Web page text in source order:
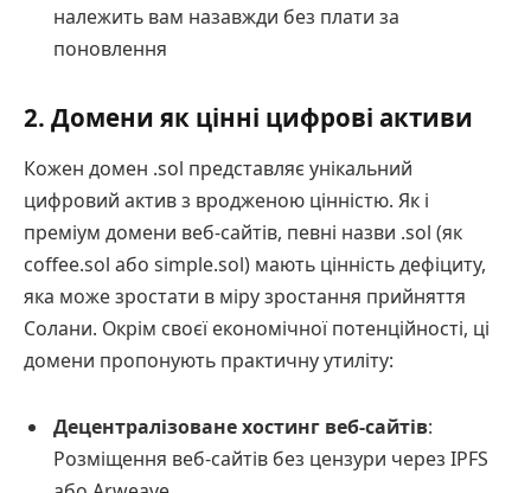
належить вам назавжди без плати за
поновлення
2. Домени як цінні цифрові активи
Кожен домен .sol представляє унікальний
цифровий актив з вродженою цінністю. Як і
преміум домени веб-сайтів, певні назви .sol (як
coffee.sol або simple.sol) мають цінність дефіциту,
яка може зростати в міру зростання прийняття
Солани. Окрім своєї економічної потенційності, ці
домени пропонують практичну утиліту:
Децентралізоване хостинг веб-сайтів:
Розміщення веб-сайтів без цензури через IPFS